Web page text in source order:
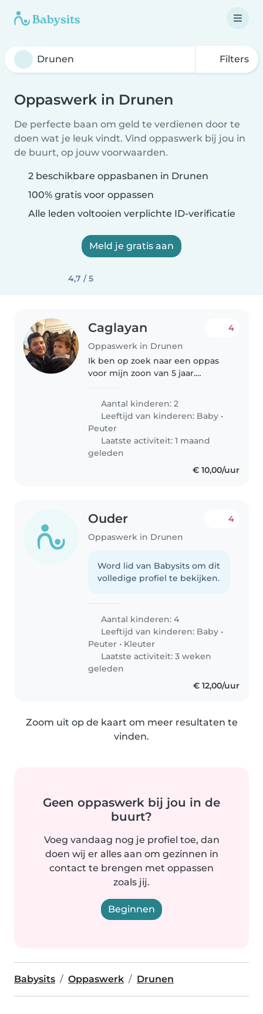
Filters
Oppaswerk in Drunen
De perfecte baan om geld te verdienen door te
doen wat je leuk vindt. Vind oppaswerk bij jou in
de buurt, op jouw voorwaarden.
2 beschikbare oppasbanen in Drunen
100% gratis voor oppassen
Alle leden voltooien verplichte ID-verificatie
Meld je gratis aan
4,7 / 5
Caglayan
Oppaswerk in Drunen
4
Ik ben op zoek naar een oppas
voor mijn zoon van 5 jaar.
Aantal kinderen: 2
Leeftijd van kinderen: Baby •
Peuter
Laatste activiteit: 1 maand
geleden
€ 10,00/uur
Ouder
Oppaswerk in Drunen
4
Word lid van Babysits om dit
volledige profiel te bekijken.
Aantal kinderen: 4
Leeftijd van kinderen: Baby •
Peuter • Kleuter
Laatste activiteit: 3 weken
geleden
€ 12,00/uur
Zoom uit op de kaart om meer resultaten te
vinden.
Geen oppaswerk bij jou in de
buurt?
Voeg vandaag nog je profiel toe, dan
doen wij er alles aan om gezinnen in
contact te brengen met oppassen
zoals jij.
Beginnen
Babysits Oppaswerk Drunen